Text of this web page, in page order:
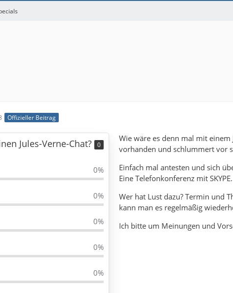
Offizieller Beitrag
Jules-Verne-Chat? 0
0%
0%
0%
0%
0%
Wie wäre es denn mal mit einem
vorhanden und schlummert vor
Einfach mal antesten und sich
Eine Telefonkonferenz mit SKYPE.
Wer hat Lust dazu? Termin und
kann man es regelmäßig
Ich bitte um Meinungen und